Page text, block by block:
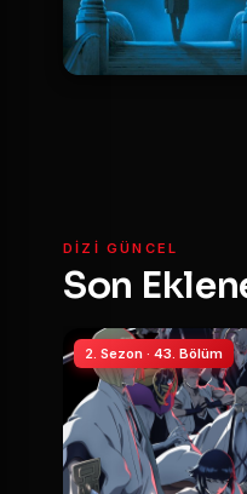
DIZI GÜNCEL
Son
2. Sezon · 43. Bölüm